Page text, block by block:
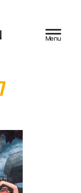
HEADER
RECHTS